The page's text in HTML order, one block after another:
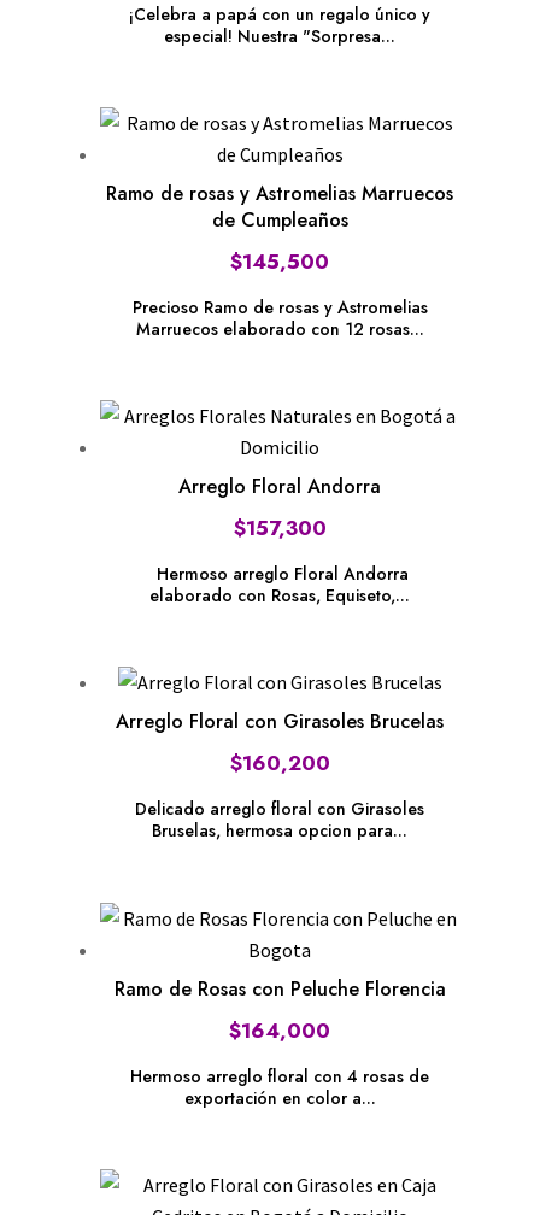
¡Celebra a papá con un regalo único y
especial! Nuestra "Sorpresa...
Ramo de rosas y Astromelias Marruecos
de Cumpleaños
$145,500
Precioso Ramo de rosas y Astromelias
Marruecos elaborado con 12 rosas...
Arreglo Floral Andorra
$157,300
Hermoso arreglo Floral Andorra
elaborado con Rosas, Equiseto,...
Arreglo Floral con Girasoles Brucelas
$160,200
Delicado arreglo floral con Girasoles
Bruselas, hermosa opcion para...
Ramo de Rosas con Peluche Florencia
$164,000
Hermoso arreglo floral con 4 rosas de
exportación en color a...